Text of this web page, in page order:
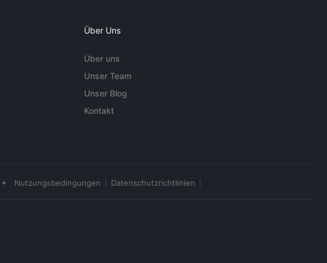
Über Uns
Über uns
Unser Team
Unser Blog
Kontakt
• Nutzungsbedingungen Datenschutzrichtlinien